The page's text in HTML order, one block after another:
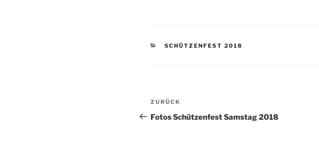
KATEGORIEN
SCHÜTZENFEST 2018
Beitragsnavigation
Vorheriger
Beitrag
ZURÜCK
Fotos Schützenfest Samstag 2018